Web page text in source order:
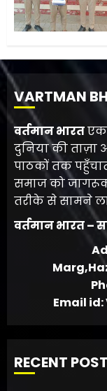
VARTMAN
वर्तमान भारतएक
दुनिया की ताज़ा
पाठकों तक
समाज को
तरीके से सामने
वर्तमान भारत –
Email
RECENT